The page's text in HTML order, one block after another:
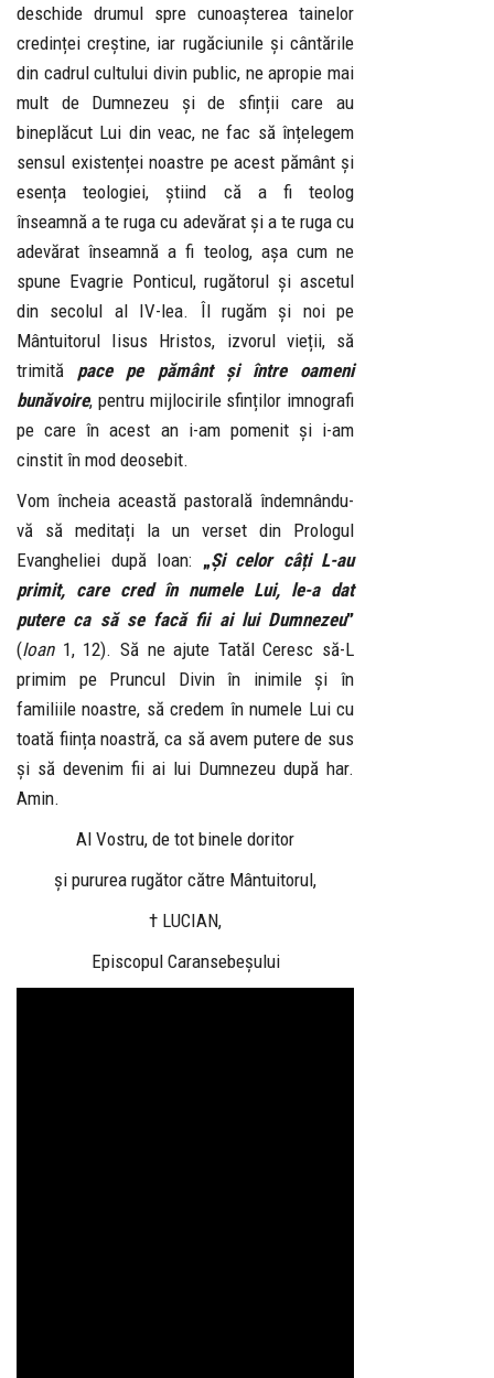
deschide drumul spre cunoașterea tainelor
credinței creștine, iar rugăciunile și cântările
din cadrul cultului divin public, ne apropie mai
mult de Dumnezeu și de sfinții care au
bineplăcut Lui din veac, ne fac să înțelegem
sensul existenței noastre pe acest pământ și
esența teologiei, știind că a fi teolog
înseamnă a te ruga cu adevărat și a te ruga cu
adevărat înseamnă a fi teolog, așa cum ne
spune Evagrie Ponticul, rugătorul și ascetul
din secolul al IV-lea. Îl rugăm și noi pe
Mântuitorul Iisus Hristos, izvorul vieții, să
trimită pace pe pământ și între oameni
bunăvoire, pentru mijlocirile sfinților imnografi
pe care în acest an i-am pomenit și i-am
cinstit în mod deosebit.
Vom încheia această pastorală îndemnându-
vă să meditați la un verset din Prologul
Evangheliei după Ioan: „Și celor câți L-au
primit, care cred în numele Lui, le-a dat
putere ca să se facă fii ai lui Dumnezeu”
(Ioan1, 12). Să ne ajute Tatăl Ceresc să-L
primim pe Pruncul Divin în inimile și în
familiile noastre, să credem în numele Lui cu
toată ființa noastră, ca să avem putere de sus
și să devenim fii ai lui Dumnezeu după har.
Amin.
Al Vostru, de tot binele doritor
și pururea rugător către Mântuitorul,
† LUCIAN,
Episcopul Caransebeșului